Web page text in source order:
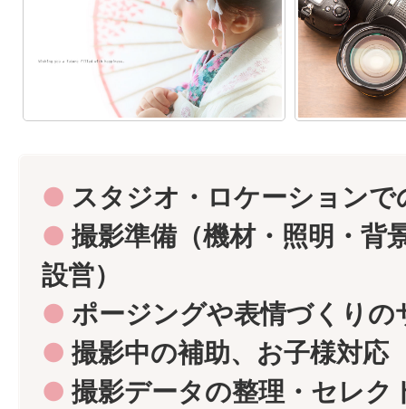
● スタジオ・ロケーションで
● 撮影準備（機材・照明・背
設営）
● ポージングや表情づくりの
● 撮影中の補助、お子様対応
● 撮影データの整理・セレク